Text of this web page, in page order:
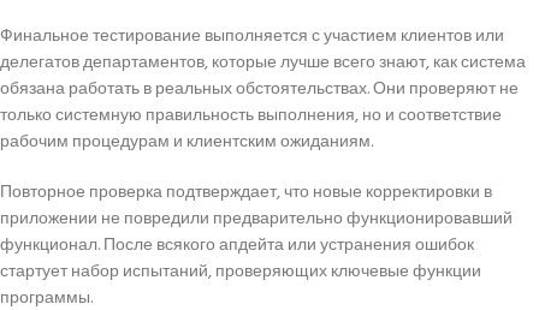
Финальное тестирование выполняется с участием клиентов или
делегатов департаментов, которые лучше всего знают, как система
обязана работать в реальных обстоятельствах. Они проверяют не
только системную правильность выполнения, но и соответствие
рабочим процедурам и клиентским ожиданиям.
Повторное проверка подтверждает, что новые корректировки в
приложении не повредили предварительно функционировавший
функционал. После всякого апдейта или устранения ошибок
стартует набор испытаний, проверяющих ключевые функции
программы.